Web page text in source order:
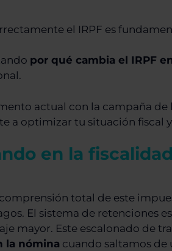
el IRPF es
por qué cambia el IRPF
actual con la campaña
a optimizar tu situación fiscal
en la
total de este
El sistema de retenciones
mayor. Este escalonado de
la nómina cuando saltamos de